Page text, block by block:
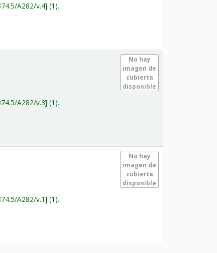
A282/v.4 (1).
No hay
imagen de
cubierta
disponible
A282/v.3 (1).
No hay
imagen de
cubierta
disponible
A282/v.1 (1).